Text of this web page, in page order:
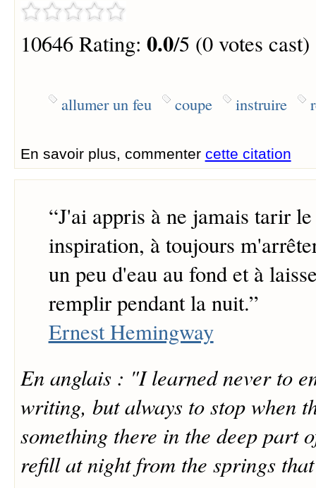
10646 Rating: 0.0/5 (0 votes cast)
allumer un feu coupe instruire
En savoir plus, commenter cette citation
“J'ai appris à ne jamais tarir
inspiration, à toujours
un peu d'eau au fond et à
remplir pendant la nuit.”
Ernest Hemingway
En anglais : "I learned never to
writing, but always to stop when
something there in the deep part
refill at night from the springs